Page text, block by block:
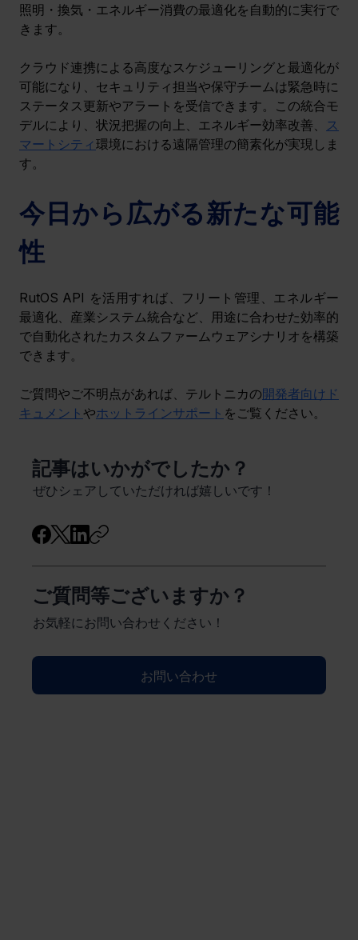
照明・換気・エネルギー消費の最適化を自動的に実行で
きます。
クラウド連携による高度なスケジューリングと最適化が
可能になり、セキュリティ担当や保守チームは緊急時に
ステータス更新やアラートを受信できます。この統合モ
デルにより、状況把握の向上、エネルギー効率改善、 ス
マートシティ環境における遠隔管理の簡素化が実現しま
す。
今日から広がる新たな可能
性
RutOS API を活用すれば、フリート管理、エネルギー
最適化、産業システム統合など、用途に合わせた効率的
で自動化されたカスタムファームウェアシナリオを構築
できます。
ご質問やご不明点があれば、テルトニカの開発者向けド
キュメント やホットラインサポート をご覧ください。
​記事はいかがでしたか？
ぜひシェアしていただければ嬉しいです！
ご質問等ございますか？
お気軽にお問い合わせください！
お問い合わせ